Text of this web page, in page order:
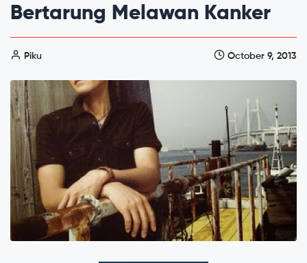
Bertarung Melawan Kanker
Piku October 9, 2013